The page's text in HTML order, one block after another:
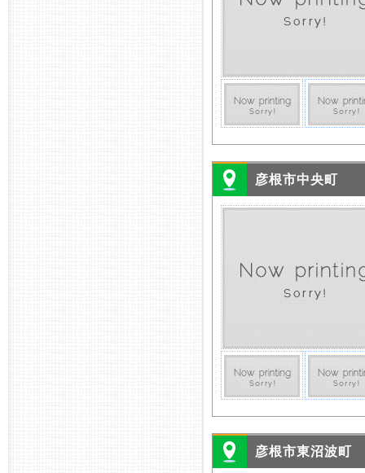
彦根市中央町
彦根市東沼波町